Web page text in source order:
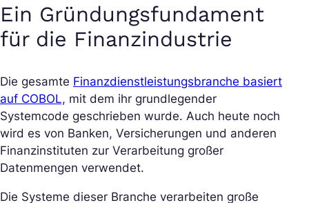
Ein Gründungsfundament
für die Finanzindustrie
Die gesamte Finanzdienstleistungsbranche basiert
auf COBOL, mit dem ihr grundlegender
Systemcode geschrieben wurde. Auch heute noch
wird es von Banken, Versicherungen und anderen
Finanzinstituten zur Verarbeitung großer
Datenmengen verwendet.
Die Systeme dieser Branche verarbeiten große